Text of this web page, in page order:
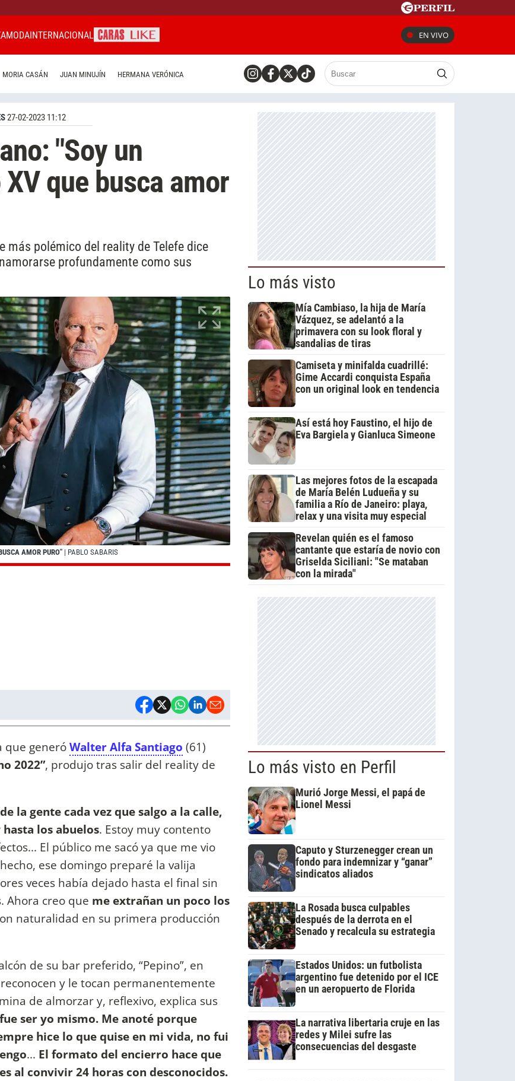
MODAINTERNACIONAL EN VIVO
MORIA CASÁN JUAN MINUJÍN HERMANA VERÓNICA
27-02-2023 11:12
"Soy un
que busca amor
más polémico del reality de Telefe dice
profundamente como sus
AMOR PURO" | PABLO SABARIS
que generóWalter Alfa Santiago (61)
2022”, produjo tras salir del reality de
la gente cada vez que salgo a la calle,
los abuelos. Estoy muy contento
El público me sacó ya que me vio
ese domingo preparé la valija
veces había dejado hasta el final sin
Ahora creo que me extrañan un poco los
naturalidad en su primera producción
de su bar preferido, “Pepino”, en
y le tocan permanentemente
de almorzar y, reflexivo, explica sus
ser yo mismo. Me anoté porque
hice lo que quise en mi vida, no fui
... El formato del encierro hace que
al convivir 24 horas con desconocidos.
Lo más visto
Mía Cambiaso, la hija de María
Vázquez, se adelantó a la
primavera con su look floral y
sandalias de tiras
Camiseta y minifalda cuadrillé:
Gime Accardi conquista España
con un original look en tendencia
Así está hoy Faustino, el hijo de
Eva Bargiela y Gianluca Simeone
Las mejores fotos de la escapada
de María Belén Ludueña y su
familia a Río de Janeiro: playa,
relax y una visita muy especial
Revelan quién es el famoso
cantante que estaría de novio con
Griselda Siciliani: "Se mataban
con la mirada"
Lo más visto en Perfil
Murió Jorge Messi, el papá de
Lionel Messi
Caputo y Sturzenegger crean un
fondo para indemnizar y “ganar”
sindicatos aliados
La Rosada busca culpables
después de la derrota en el
Senado y recalcula su estrategia
Estados Unidos: un futbolista
argentino fue detenido por el ICE
en un aeropuerto de Florida
La narrativa libertaria cruje en las
redes y Milei sufre las
consecuencias del desgaste